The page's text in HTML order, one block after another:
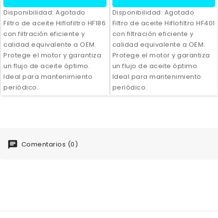
Disponibilidad: Agotado
Filtro de aceite Hiflofiltro HF186
con filtración eficiente y
calidad equivalente a OEM.
Protege el motor y garantiza
un flujo de aceite óptimo.
Ideal para mantenimiento
periódico.
Disponibilidad: Agotado
Filtro de aceite Hiflofiltro HF401
con filtración eficiente y
calidad equivalente a OEM.
Protege el motor y garantiza
un flujo de aceite óptimo.
Ideal para mantenimiento
periódico.
Comentarios (0)